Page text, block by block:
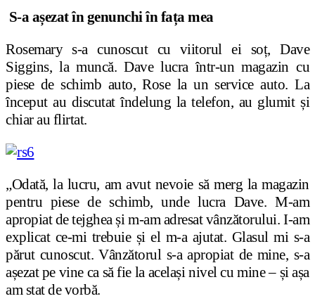
S-a așezat în genunchi în fața mea
Rosemary s-a cunoscut cu viitorul ei soț, Dave
Siggins, la muncă. Dave lucra într-un magazin cu
piese de schimb auto, Rose la un service auto. La
început au discutat îndelung la telefon, au glumit și
chiar au flirtat.
„Odată, la lucru, am avut nevoie să merg la magazin
pentru piese de schimb, unde lucra Dave. M-am
apropiat de tejghea și m-am adresat vânzătorului. I-am
explicat ce-mi trebuie și el m-a ajutat. Glasul mi s-a
părut cunoscut. Vânzătorul s-a apropiat de mine, s-a
așezat pe vine ca să fie la același nivel cu mine – și așa
am stat de vorbă.